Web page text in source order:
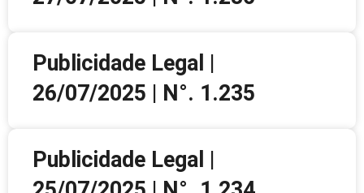
Publicidade Legal |
26/07/2025 | N°. 1.235
Publicidade Legal |